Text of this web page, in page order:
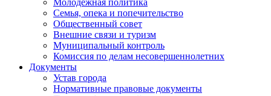
Молодёжная политика
Семья, опека и попечительство
Общественный совет
Внешние связи и туризм
Муниципальный контроль
Комиссия по делам несовершеннолетних
Документы
Устав города
Нормативные правовые документы